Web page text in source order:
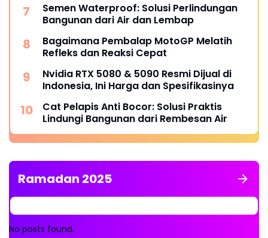
Semen Waterproof: Solusi Perlindungan
Bangunan dari Air dan Lembap
Bagaimana Pembalap MotoGP Melatih
Refleks dan Reaksi Cepat
Nvidia RTX 5080 & 5090 Resmi Dijual di
Indonesia, Ini Harga dan Spesifikasinya
Cat Pelapis Anti Bocor: Solusi Praktis
Lindungi Bangunan dari Rembesan Air
Ramadan 2025
No posts found.